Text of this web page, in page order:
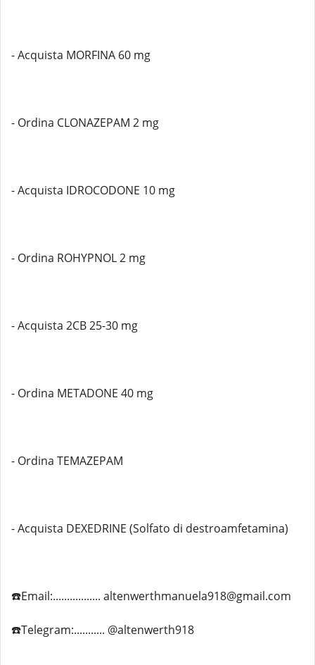
- Acquista MORFINA 60 mg
- Ordina CLONAZEPAM 2 mg
- Acquista IDROCODONE 10 mg
- Ordina ROHYPNOL 2 mg
- Acquista 2CB 25-30 mg
- Ordina METADONE 40 mg
- Ordina TEMAZEPAM
- Acquista DEXEDRINE (Solfato di destroamfetamina)
☎️Email:................. altenwerthmanuela918@gmail.com
☎️Telegram:........... @altenwerth918